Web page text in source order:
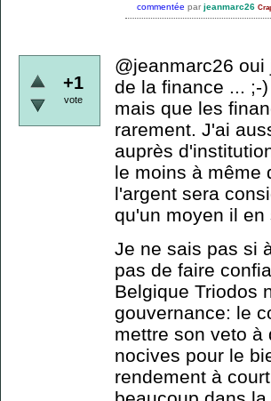
commentée par jeanmarc26
+1
vote
@jeanmarc26
de la finance ... ;-
mais que les
rarement. J'ai
auprès
le moins à même
l'argent sera
qu'un moyen il en
Je ne sais pas si
pas de faire
Belgique Triodos
gouvernance: le
mettre son veto à
nocives pour le
rendement à